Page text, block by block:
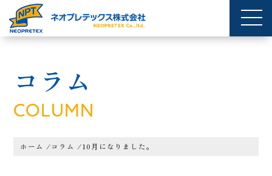
コラム
COLUMN
ホーム /コラム /10月になりました。